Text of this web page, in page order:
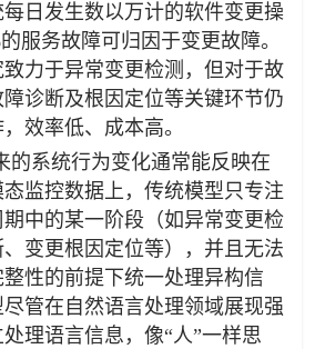
日发生数以万计的软件变更操
服务故障可归因于变更故障。
力于异常变更检测，但对于故
诊断及根因定位等关键环节仍
效率低、成本高。
的系统行为变化通常能反映在
监控数据上，传统模型只专注
中的某一阶段（如异常变更检
变更根因定位等），并且无法
性的前提下统一处理异构信
管在自然语言处理领域展现强
理语言信息，像“人”一样思